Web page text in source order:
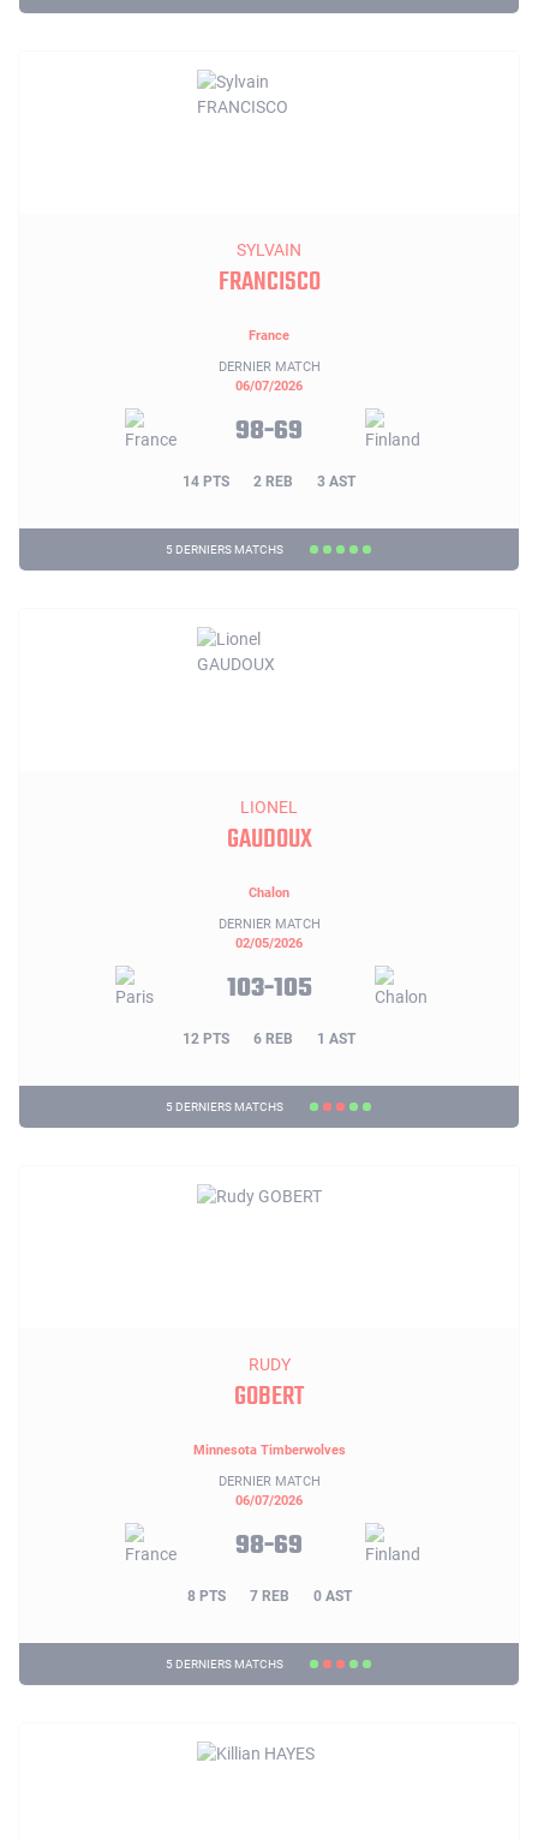
SYLVAIN
FRANCISCO
France
DERNIER MATCH
06/07/2026
98-69
14 PTS 2 REB 3 AST
5 DERNIERS MATCHS
LIONEL
GAUDOUX
Chalon
DERNIER MATCH
02/05/2026
103-105
12 PTS 6 REB 1 AST
5 DERNIERS MATCHS
RUDY
GOBERT
Minnesota Timberwolves
DERNIER MATCH
06/07/2026
98-69
8 PTS 7 REB 0 AST
5 DERNIERS MATCHS